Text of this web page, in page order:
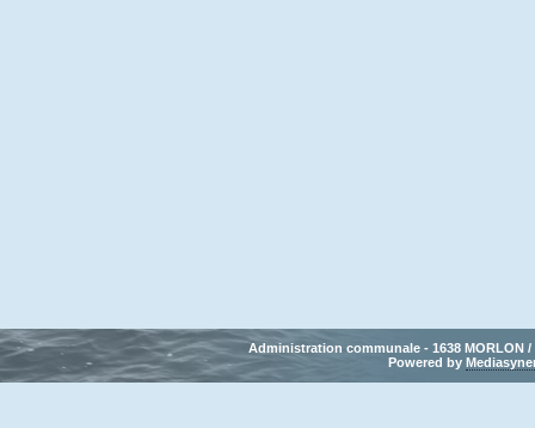
Administration communale - 1638 MORLON /
Powered by